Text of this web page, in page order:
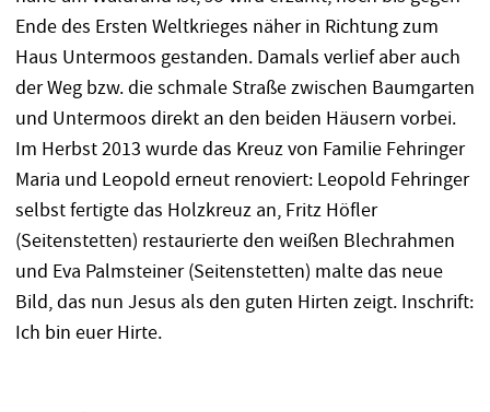
Ende des Ersten Weltkrieges näher in Richtung zum
Haus Untermoos gestanden. Damals verlief aber auch
der Weg bzw. die schmale Straße zwischen Baumgarten
und Untermoos direkt an den beiden Häusern vorbei.
Im Herbst 2013 wurde das Kreuz von Familie Fehringer
Maria und Leopold erneut renoviert: Leopold Fehringer
selbst fertigte das Holzkreuz an, Fritz Höfler
(Seitenstetten) restaurierte den weißen Blechrahmen
und Eva Palmsteiner (Seitenstetten) malte das neue
Bild, das nun Jesus als den guten Hirten zeigt. Inschrift:
Ich bin euer Hirte.